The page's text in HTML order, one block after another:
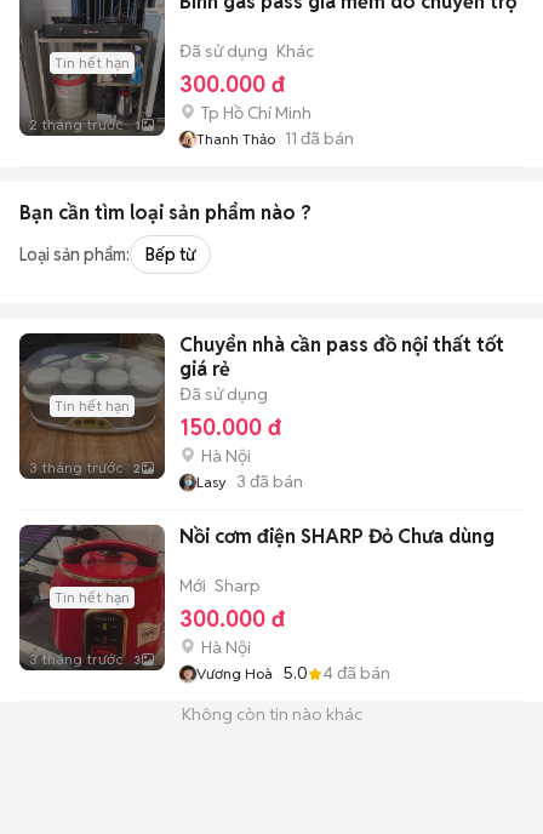
Tin hết hạn
2 tháng trước 1
Đã sử dụng Khác
300.000 đ
Tp Hồ Chí Minh
Thanh Thảo 11 đã bán
Bạn cần tìm loại sản phẩm nào ?
Loại sản phẩm: Bếp từ
Tin hết hạn
3 tháng trước 2
Chuyển nhà cần pass đồ nội thất tốt
giá rẻ
Đã sử dụng
150.000 đ
Hà Nội
Lasy 3 đã bán
Tin hết hạn
3 tháng trước 3
Nồi cơm điện SHARP Đỏ Chưa dùng
Mới Sharp
300.000 đ
Hà Nội
Vương Hoà 5.0 4đã bán
Không còn tin nào khác